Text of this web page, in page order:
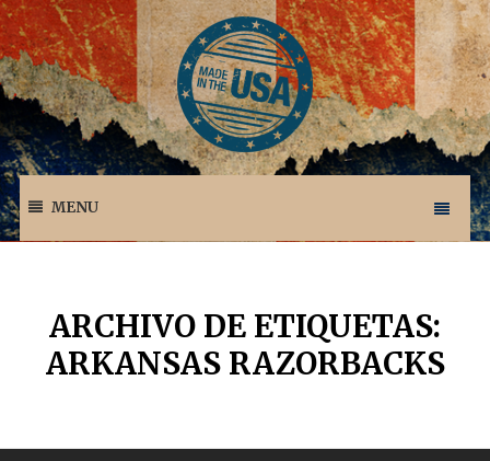
MENU
ARCHIVO DE ETIQUETAS:
ARKANSAS RAZORBACKS